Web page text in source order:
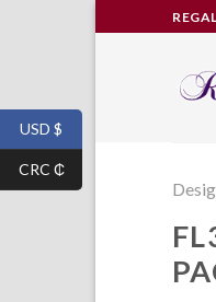
to
USD $
CRC ₵